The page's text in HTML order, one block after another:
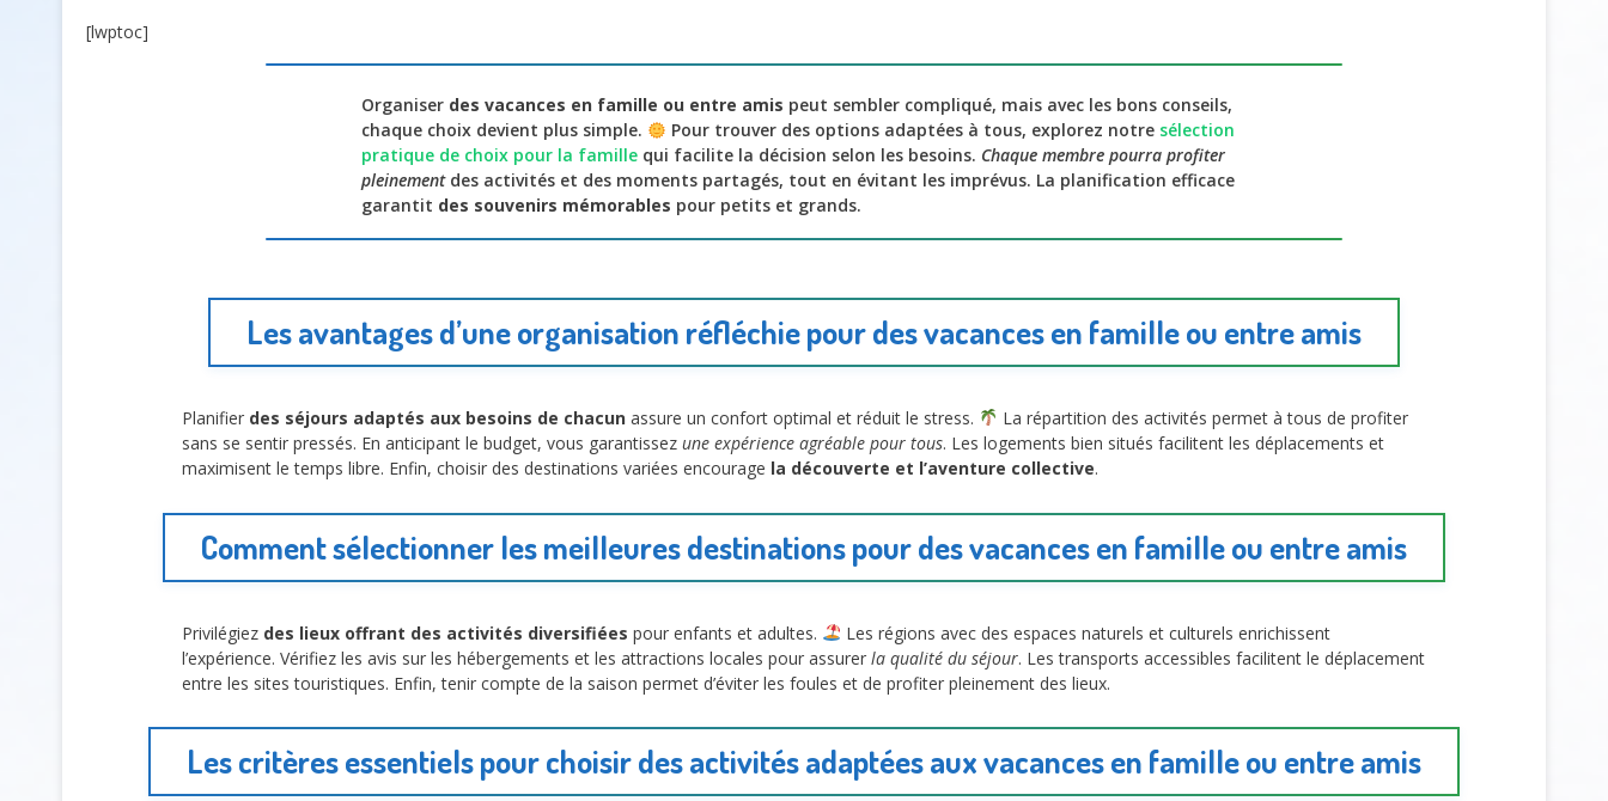
[lwptoc]
Organiser des vacances en famille ou entre amis peut sembler compliqué, mais avec les bons conseils,
chaque choix devient plus simple.
Pour trouver des options adaptées à tous, explorez notre sélection
pratique de choix pour la famille qui facilite la décision selon les besoins. Chaque membre pourra profiter
pleinementdes activités et des moments partagés, tout en évitant les imprévus. La planification efficace
garantit des souvenirs mémorables pour petits et grands.
Les avantages d’une organisation réfléchie pour des vacances en famille ou entre amis
Planifier des séjours adaptés aux besoins de chacun assure un confort optimal et réduit le stress.
La répartition des activités permet à tous de profiter
sans se sentir pressés. En anticipant le budget, vous garantissez une expérience agréable pour tous. Les logements bien situés facilitent les déplacements et
maximisent le temps libre. Enfin, choisir des destinations variées encourage la découverte et l’aventure collective.
Comment sélectionner les meilleures destinations pour des vacances en famille ou entre amis
Privilégiez des lieux offrant des activités diversifiées pour enfants et adultes.
Les régions avec des espaces naturels et culturels enrichissent
l’expérience. Vérifiez les avis sur les hébergements et les attractions locales pour assurer la qualité du séjour. Les transports accessibles facilitent le déplacement
entre les sites touristiques. Enfin, tenir compte de la saison permet d’éviter les foules et de profiter pleinement des lieux.
Les critères essentiels pour choisir des activités adaptées aux vacances en famille ou entre amis